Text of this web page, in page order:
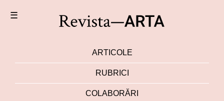
☰
ARTICOLE
RUBRICI
COLABORĂRI